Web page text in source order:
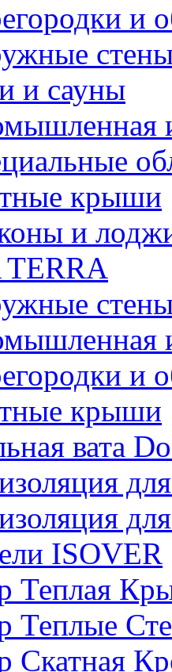
и
и сауны
крыши
и
TERRA
и
крыши
вата
ISOVER
Теплая
Теплые
Скатная